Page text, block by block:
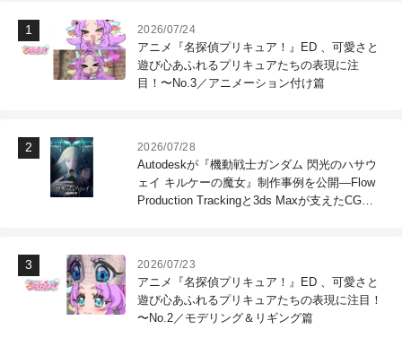
2026/07/24
アニメ『名探偵プリキュア！』ED 、可愛さと
遊び心あふれるプリキュアたちの表現に注
目！〜No.3／アニメーション付け篇
2026/07/28
Autodeskが『機動戦士ガンダム 閃光のハサウ
ェイ キルケーの魔女』制作事例を公開―Flow
Production Trackingと3ds Maxが支えたCG制
2026/07/23
アニメ『名探偵プリキュア！』ED 、可愛さと
遊び心あふれるプリキュアたちの表現に注目！
〜No.2／モデリング＆リギング篇